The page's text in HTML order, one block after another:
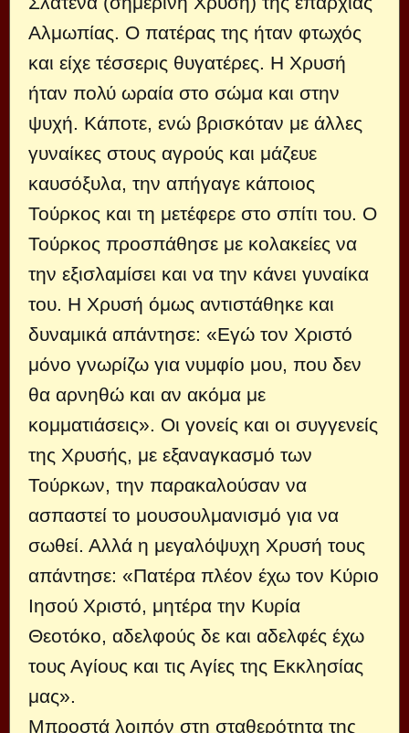
Αλμωπίας. Ο πατέρας της ήταν φτωχός
και είχε τέσσερις θυγατέρες. Η Χρυσή
ήταν πολύ ωραία στο σώμα και στην
ψυχή. Κάποτε, ενώ βρισκόταν με άλλες
γυναίκες στους αγρούς και μάζευε
καυσόξυλα, την απήγαγε κάποιος
Τούρκος και τη μετέφερε στο σπίτι του. Ο
Τούρκος προσπάθησε με κολακείες να
την εξισλαμίσει και να την κάνει γυναίκα
του. Η Χρυσή όμως αντιστάθηκε και
δυναμικά απάντησε: «Εγώ τον Χριστό
μόνο γνωρίζω για νυμφίο μου, που δεν
θα αρνηθώ και αν ακόμα με
κομματιάσεις». Οι γονείς και οι συγγενείς
της Χρυσής, με εξαναγκασμό των
Τούρκων, την παρακαλούσαν να
ασπαστεί το μουσουλμανισμό για να
σωθεί. Αλλά η μεγαλόψυχη Χρυσή τους
απάντησε: «Πατέρα πλέον έχω τον Κύριο
Ιησού Χριστό, μητέρα την Κυρία
Θεοτόκο, αδελφούς δε και αδελφές έχω
τους Αγίους και τις Αγίες της Εκκλησίας
μας».
Μπροστά λοιπόν στη σταθερότητα της